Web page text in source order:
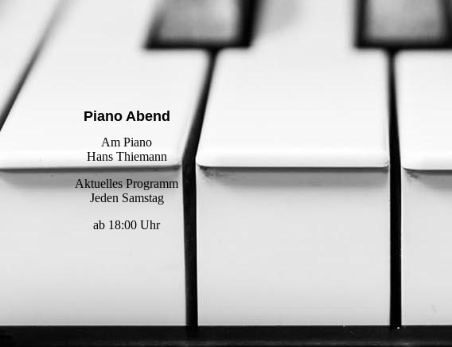
Piano Abend
Am Piano
Hans Thiemann
Aktuelles Programm
Jeden Samstag
ab 18:00 Uhr